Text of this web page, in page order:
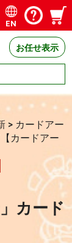
EN
お任せ表示
> カードアー
カードアー
カード